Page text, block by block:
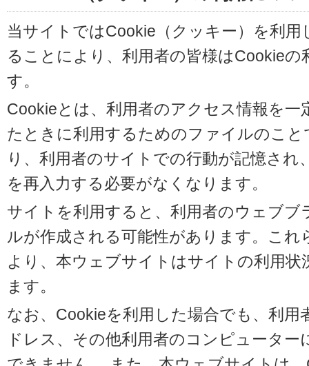
当サイトではCookie（クッキー）を利
ることにより、利用者の皆様はCookie
す。
Cookieとは、利用者のアクセス情報を
たときに利用するためのファイルのこ
り、利用者のサイトでの行動が記憶さ
を再入力する必要がなくなります。
サイトを利用すると、利用者のウェブ
ルが作成される可能性があります。こ
より、本ウェブサイトはサイトの利用
ます。
なお、Cookieを利用した場合でも、利用
ドレス、その他利用者のコンピュータ